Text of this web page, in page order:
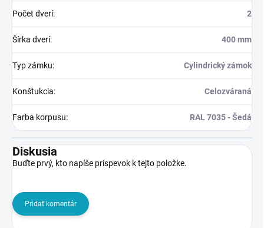
Počet dverí: 2
Šírka dverí: 400 mm
Typ zámku: Cylindrický zámok
Konštukcia: Celozváraná
Farba korpusu: RAL 7035 - Šedá
Diskusia
Buďte prvý, kto napíše príspevok k tejto položke.
Pridať komentár